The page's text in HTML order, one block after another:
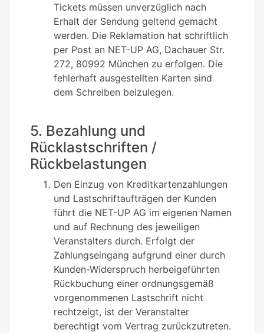
Tickets müssen unverzüglich nach
Erhalt der Sendung geltend gemacht
werden. Die Reklamation hat schriftlich
per Post an NET-UP AG, Dachauer Str.
272, 80992 München zu erfolgen. Die
fehlerhaft ausgestellten Karten sind
dem Schreiben beizulegen.
5. Bezahlung und
Rücklastschriften /
Rückbelastungen
Den Einzug von Kreditkartenzahlungen
und Lastschriftaufträgen der Kunden
führt die NET-UP AG im eigenen Namen
und auf Rechnung des jeweiligen
Veranstalters durch. Erfolgt der
Zahlungseingang aufgrund einer durch
Kunden-Widerspruch herbeigeführten
Rückbuchung einer ordnungsgemäß
vorgenommenen Lastschrift nicht
rechtzeigt, ist der Veranstalter
berechtigt vom Vertrag zurückzutreten.